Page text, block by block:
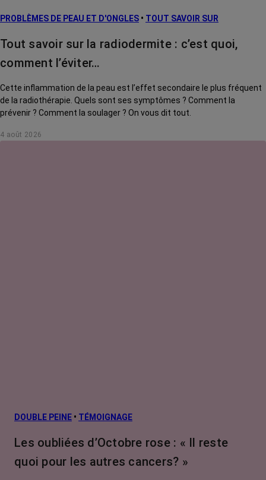
PROBLÈMES DE PEAU ET D'ONGLES • TOUT SAVOIR SUR
Tout savoir sur la radiodermite : c’est quoi,
comment l’éviter…
Cette inflammation de la peau est l’effet secondaire le plus fréquent
de la radiothérapie. Quels sont ses symptômes ? Comment la
prévenir ? Comment la soulager ? On vous dit tout.
4 août 2026
DOUBLE PEINE • TÉMOIGNAGE
Les oubliées d’Octobre rose : « Il reste
quoi pour les autres cancers? »